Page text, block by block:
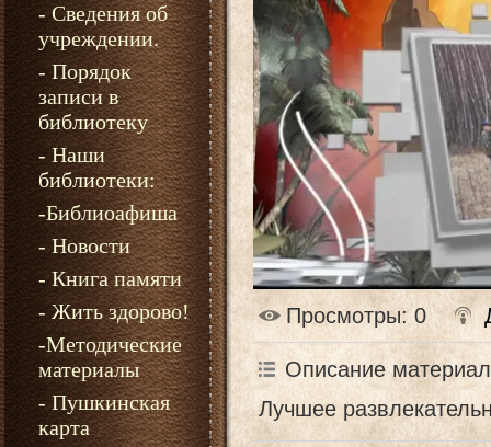
- Сведения об
учреждении.
- Порядок
записи в
библиотеку
- Наши
библиотеки:
-Библиоафиша
- Новости
- Книга памяти
- Жить здорово!
-Методические
материалы
- Пушкинская
карта
Просмотры: 0
Описание
Лучшее